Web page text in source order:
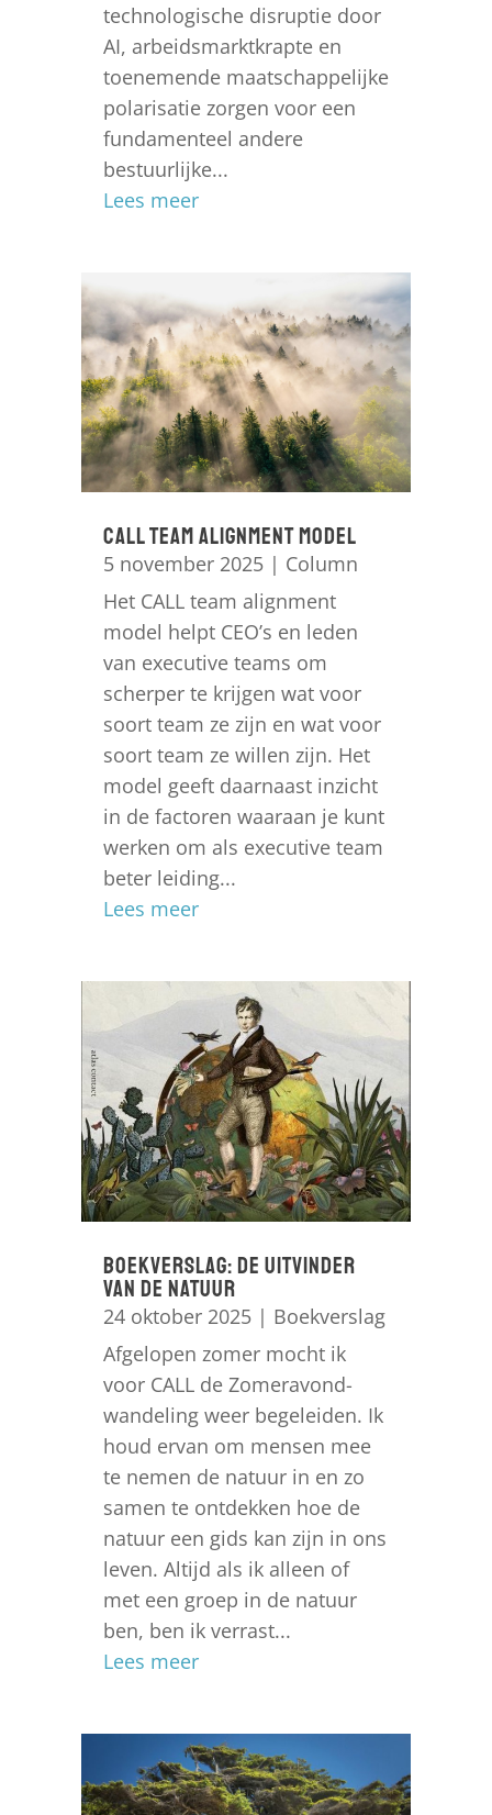
technologische disruptie door
AI, arbeidsmarktkrapte en
toenemende maatschappelijke
polarisatie zorgen voor een
fundamenteel andere
bestuurlijke...
Lees meer
CALL Team Alignment Model
5 november 2025| Column
Het CALL team alignment
model helpt CEO’s en leden
van executive teams om
scherper te krijgen wat voor
soort team ze zijn en wat voor
soort team ze willen zijn. Het
model geeft daarnaast inzicht
in de factoren waaraan je kunt
werken om als executive team
beter leiding...
Lees meer
Boekverslag: de uitvinder
van de natuur
24 oktober 2025| Boekverslag
Afgelopen zomer mocht ik
voor CALL de Zomeravond-
wandeling weer begeleiden. Ik
houd ervan om mensen mee
te nemen de natuur in en zo
samen te ontdekken hoe de
natuur een gids kan zijn in ons
leven. Altijd als ik alleen of
met een groep in de natuur
ben, ben ik verrast...
Lees meer